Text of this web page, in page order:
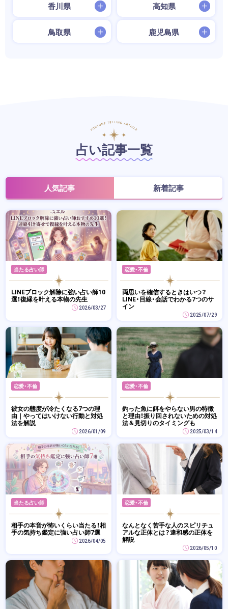
香川県 高知県
鳥取県 鹿児島県
占い記事一覧
人気記事 新着記事
当たる占い師
LINEブロック解除に強い占い師10
選！復縁を叶える本物の先生
2026/03/27
恋愛・不倫
両思いを確信するときはいつ？
LINE・目線・会話でわかる7つのサ
イン
2025/07/29
恋愛・不倫
彼女の態度が冷たくなる7つの理
由｜やってはいけない行動と対処
法を解説
2026/01/09
恋愛・不倫
釣った魚に餌をやらない男の特徴
と理由！振り回されないための対処
法＆見切りのタイミングも
2025/03/14
当たる占い師
相手の本音が怖いくらい当たる！相
手の気持ち鑑定に強い占い師7選
2026/04/05
恋愛・不倫
なんとなく苦手な人のスピリチュ
アルな正体とは？違和感の正体を
解説
2026/05/10